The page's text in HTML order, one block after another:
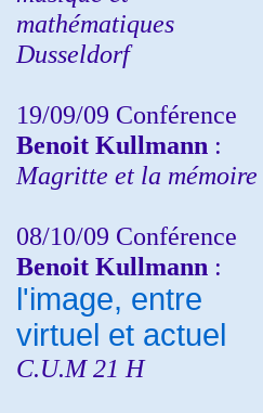
mathématiques
Dusseldorf
19/09/09 Conférence
Benoit Kullmann :
Magritte et la mémoire
08/10/09 Conférence
Benoit Kullmann :
l'image, entre
virtuel et actuel
C.U.M 21 H